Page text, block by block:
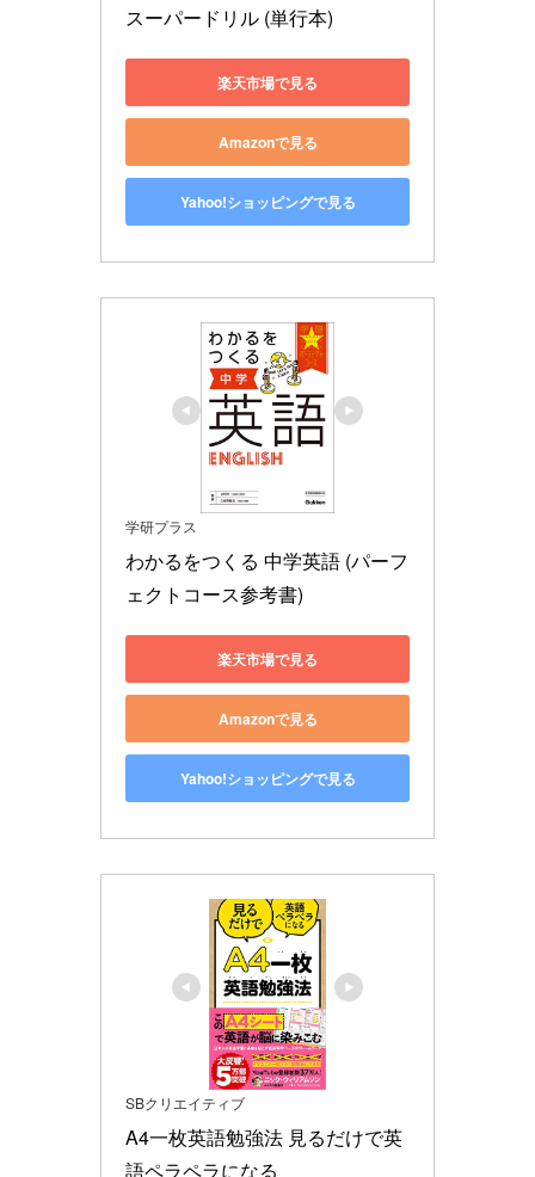
スーパードリル (単行本)
楽天市場で見る
Amazonで見る
Yahoo!ショッピングで見る
学研プラス
わかるをつくる 中学英語 (パーフ
ェクトコース参考書)
楽天市場で見る
Amazonで見る
Yahoo!ショッピングで見る
SBクリエイティブ
A4一枚英語勉強法 見るだけで英
語ペラペラになる